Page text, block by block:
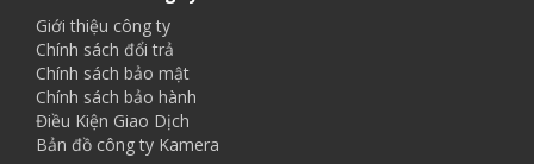
Giới thiệu công ty
Chính sách đổi trả
Chính sách bảo mật
Chính sách bảo hành
Điều Kiện Giao Dịch
Bản đồ công ty Kamera